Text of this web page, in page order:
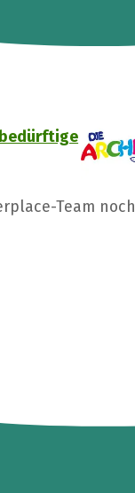
Team noch